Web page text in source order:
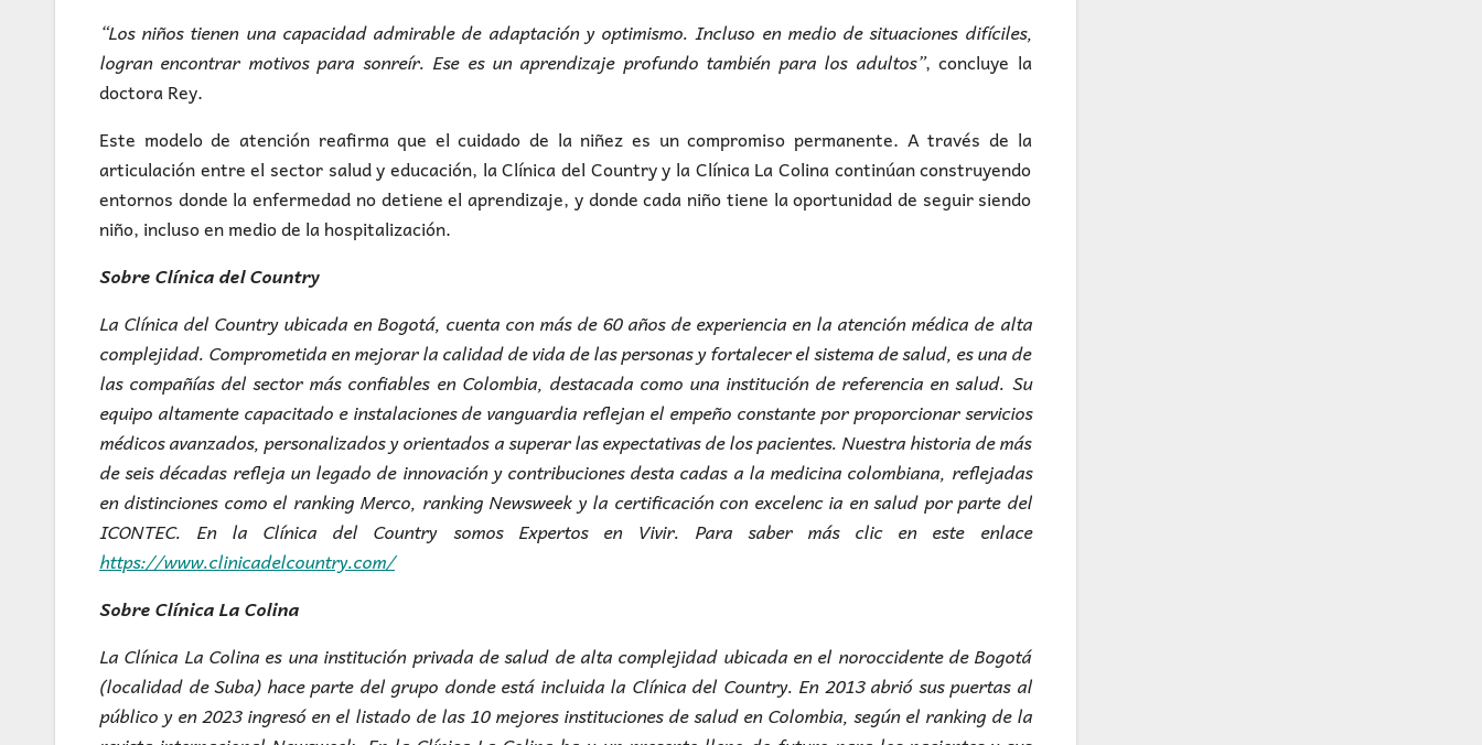
“Los niños tienen una capacidad admirable de adaptación y optimismo. Incluso en medio de situaciones difíciles,
logran encontrar motivos para sonreír. Ese es un aprendizaje profundo también para los adultos”, concluye la
doctora Rey.
Este modelo de atención reafirma que el cuidado de la niñez es un compromiso permanente. A través de la
articulación entre el sector salud y educación, la Clínica del Country y la Clínica La Colina continúan construyendo
entornos donde la enfermedad no detiene el aprendizaje, y donde cada niño tiene la oportunidad de seguir siendo
niño, incluso en medio de la hospitalización.
Sobre Clínica del Country
La Clínica del Country ubicada en Bogotá, cuenta con más de 60 años de experiencia en la atención médica de alta
complejidad. Comprometida en mejorar la calidad de vida de las personas y fortalecer el sistema de salud, es una de
las compañías del sector más confiables en Colombia, destacada como una institución de referencia en salud. Su
equipo altamente capacitado e instalaciones de vanguardia reflejan el empeño constante por proporcionar servicios
médicos avanzados, personalizados y orientados a superar las expectativas de los pacientes. Nuestra historia de más
de seis décadas refleja un legado de innovación y contribuciones desta cadas a la medicina colombiana, reflejadas
en distinciones como el ranking Merco, ranking Newsweek y la certificación con excelenc ia en salud por parte del
ICONTEC. En la Clínica del Country somos Expertos en Vivir. Para saber más clic en este enlace
https://www.clinicadelcountry.com/
Sobre Clínica La Colina
La Clínica La Colina es una institución privada de salud de alta complejidad ubicada en el noroccidente de Bogotá
(localidad de Suba) hace parte del grupo donde está incluida la Clínica del Country. En 2013 abrió sus puertas al
público y en 2023 ingresó en el listado de las 10 mejores instituciones de salud en Colombia, según el ranking de la